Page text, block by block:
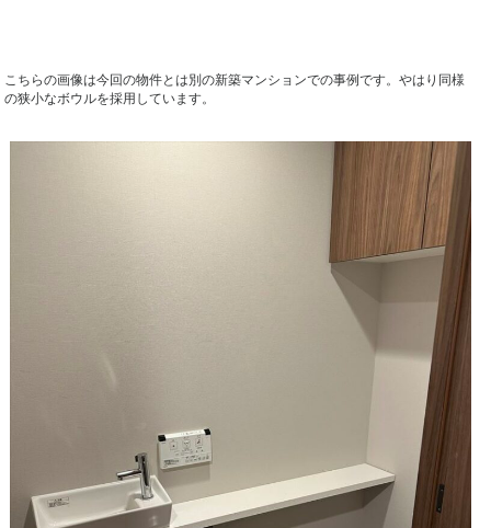
こちらの画像は今回の物件とは別の新築マンションでの事例です。やはり同様
の狭小なボウルを採用しています。